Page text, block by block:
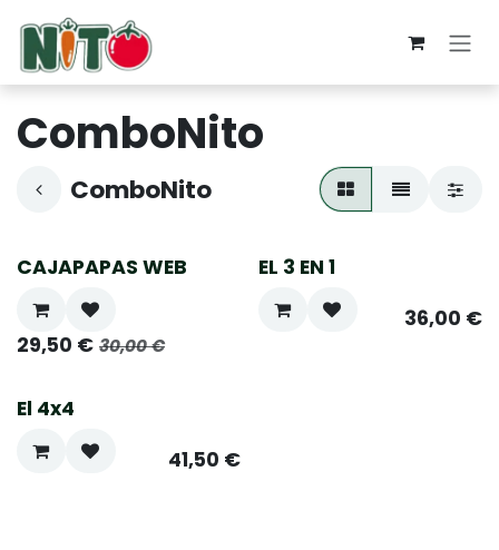
Ir al contenido
ComboNito
ComboNito
CAJAPAPAS WEB
29,50 € 30,00€
EL 3 EN 1
36,00 €
El 4x4
41,50 €